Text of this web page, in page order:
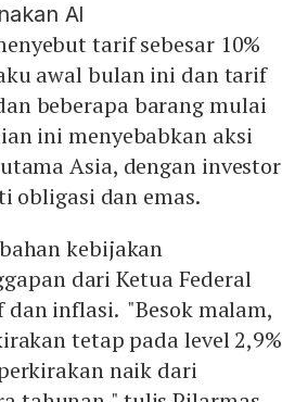
AI
tarif sebesar 10%
awal bulan ini dan tarif
beberapa barang mulai
ini menyebabkan aksi
Asia, dengan investor
obligasi dan emas.
kebijakan
dari Ketua Federal
dan inflasi. "Besok malam,
tetap pada level 2,9%
naik dari